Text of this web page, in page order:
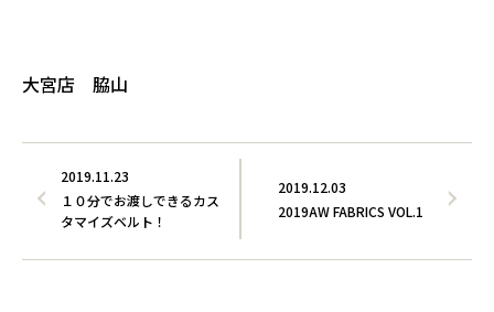
大宮店 脇山
2019.12.03
2019AW FABRICS VOL.1
2019.11.23
１０分でお渡しできるカス
タマイズベルト！